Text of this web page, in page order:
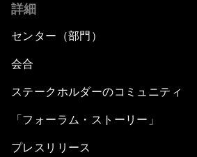
詳細
センター（部門）
会合
ステークホルダーのコミュニティ
「フォーラム・ストーリー」
プレスリリース